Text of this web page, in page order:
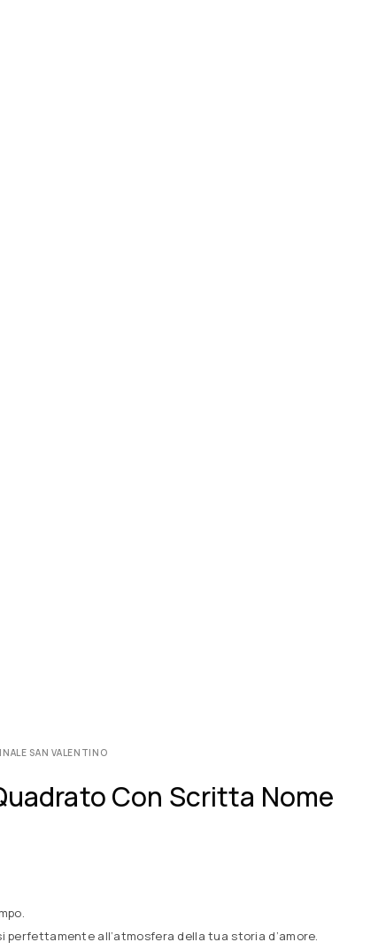
SAN VALENTINO
Con Scritta Nome
all’atmosfera della tua storia d’amore.